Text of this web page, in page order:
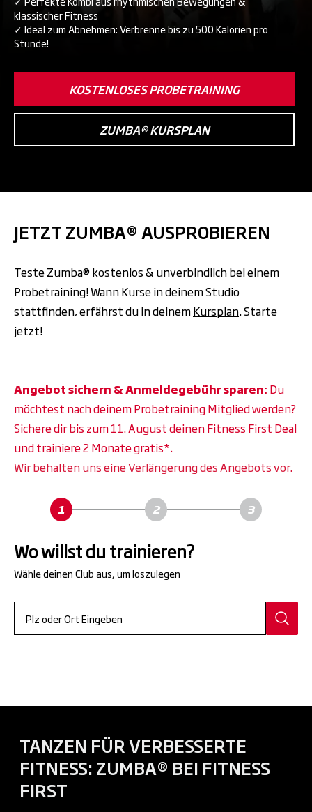
klassischer Fitness
✓ Ideal zum Abnehmen: Verbrenne bis zu 500 Kalorien pro
Stunde!
KOSTENLOSES PROBETRAINING
ZUMBA® KURSPLAN
JETZT ZUMBA® AUSPROBIEREN
Teste Zumba® kostenlos & unverbindlich bei einem
Probetraining! Wann Kurse in deinem Studio
stattfinden, erfährst du in deinemKursplan. Starte
jetzt!
Angebot sichern & Anmeldegebühr sparen: Du
möchtest nach deinem Probetraining Mitglied werden?
Sichere dir bis zum 11. August deinen Fitness First Deal
und trainiere 2 Monate gratis*.
Wir behalten uns eine Verlängerung des Angebots vor.
Wo willst du trainieren?
Wähle deinen Club aus, um loszulegen
TANZEN FÜR VERBESSERTE
FITNESS: ZUMBA® BEI FITNESS
FIRST